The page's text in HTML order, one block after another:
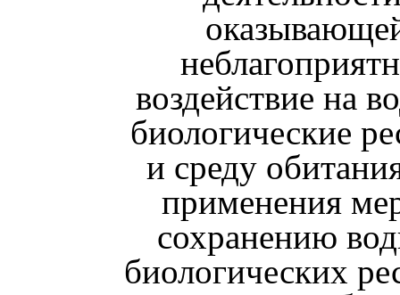
воздействие на
биологические
и среду
применения
сохранению
биологических